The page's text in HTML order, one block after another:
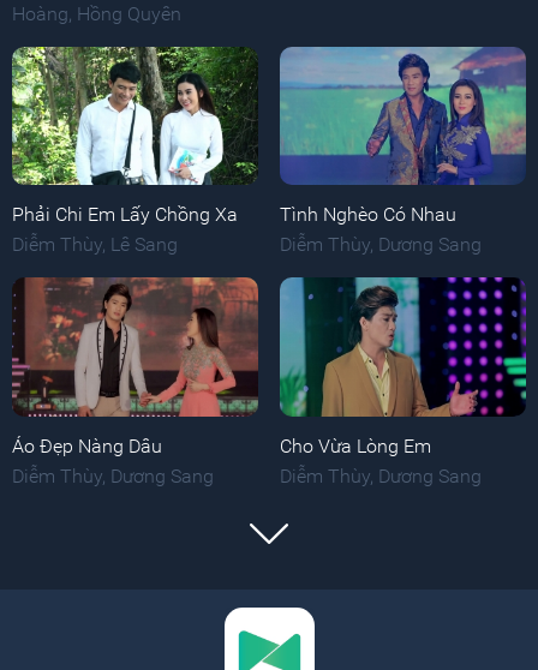
Hoàng Hồng Quyên
Phải Chi Em Lấy Chồng Xa
Diễm Thùy, Lê Sang
Tình Nghèo Có Nhau
Diễm Thùy, Dương Sang
Áo Đẹp Nàng Dâu
Diễm Thùy Dương Sang
Cho Vừa Lòng Em
Diễm Thùy, Dương Sang